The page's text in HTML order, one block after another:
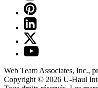
Web Team Associates, Inc.,
Copyright © 2026 U-Haul